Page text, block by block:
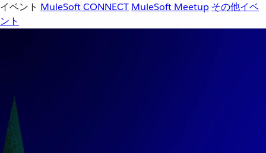
イベント MuleSoft CONNECT MuleSoft Meetup その他イベ
ント